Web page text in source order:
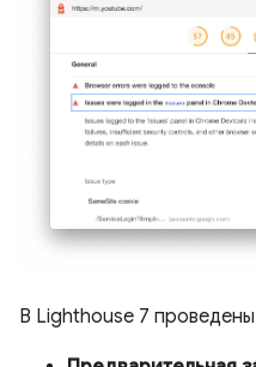
В Lighthouse 7